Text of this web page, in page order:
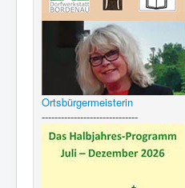
Ortsbürgermeisterin
------------------------------